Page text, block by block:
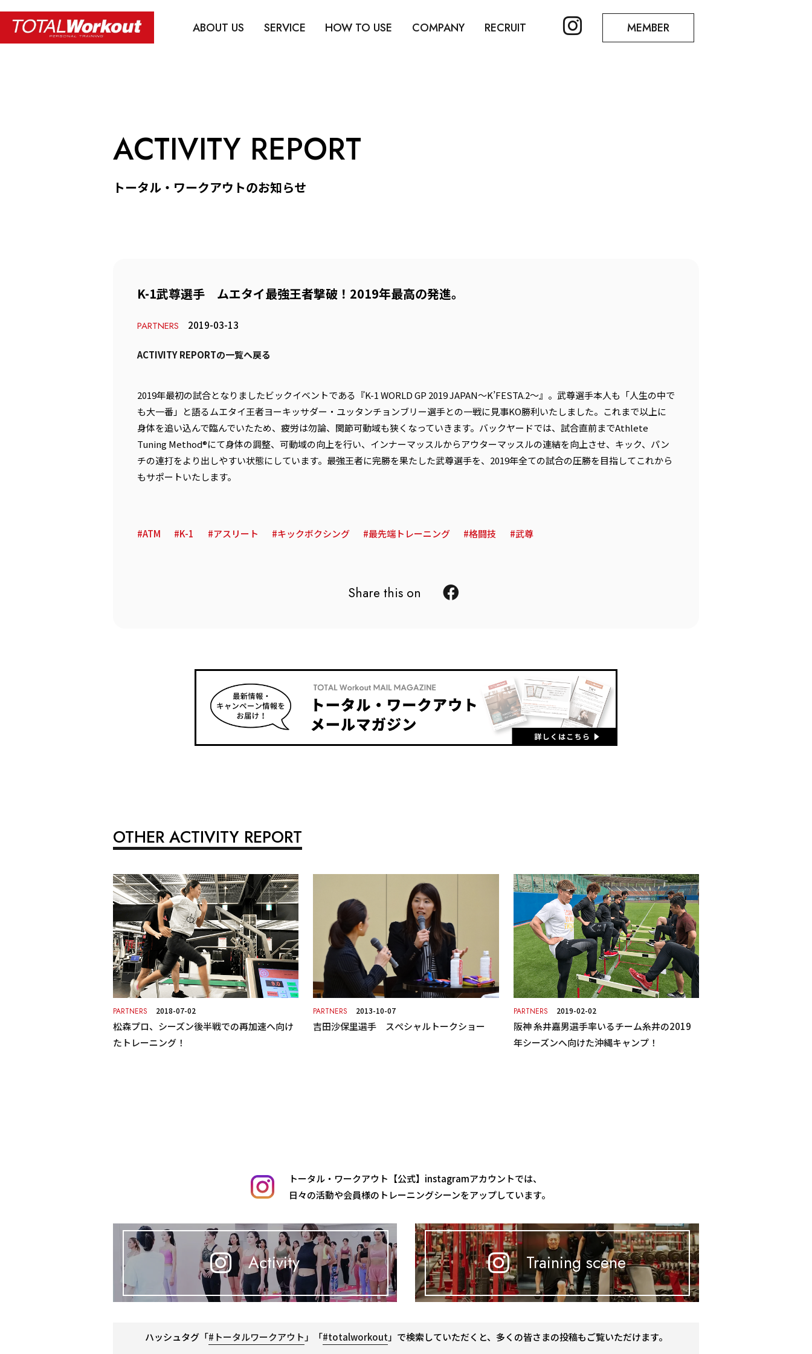
ABOUT US SERVICE HOW TO USE COMPANY RECRUIT MEMBER
ACTIVITY REPORT
トータル・ワークアウトのお知らせ
K-1武尊選手 ムエタイ最強王者撃破！2019年最高の発進。
PARTNERS 2019-03-13
ACTIVITY REPORTの一覧へ戻る
2019年最初の試合となりましたビックイベントである『K-1 WORLD GP 2019 JAPAN～K’FESTA.2～』。武尊選手本人も「人生の中で
も大一番」と語るムエタイ王者ヨーキッサダー・ユッタンチョンブリー選手との一戦に見事KO勝利いたしました。これまで以上に
身体を追い込んで臨んでいたため、疲労は勿論、関節可動域も狭くなっていきます。バックヤードでは、試合直前までAthlete
Tuning Method®にて身体の調整、可動域の向上を行い、インナーマッスルからアウターマッスルの連結を向上させ、キック、パン
チの連打をより出しやすい状態にしています。最強王者に完勝を果たした武尊選手を、2019年全ての試合の圧勝を目指してこれから
もサポートいたします。
ATM K-1 アスリート キックボクシング 最先端トレーニング 格闘技 武尊
Share this on
OTHER ACTIVITY REPORT
PARTNERS 2018-07-02
松森プロ、シーズン後半戦での再加速へ向け
たトレーニング！
PARTNERS 2013-10-07
吉田沙保里選手 スぺシャルトークショー
PARTNERS 2019-02-02
阪神 糸井嘉男選手率いるチーム糸井の2019
年シーズンへ向けた沖縄キャンプ！
トータル・ワークアウト【公式】instagramアカウントでは、
日々の活動や会員様のトレーニングシーンをアップしています。
Activity Training scene
ハッシュタグ「#トータルワークアウト 」「#totalworkout 」で検索していただくと、多くの皆さまの投稿もご覧いただけます。